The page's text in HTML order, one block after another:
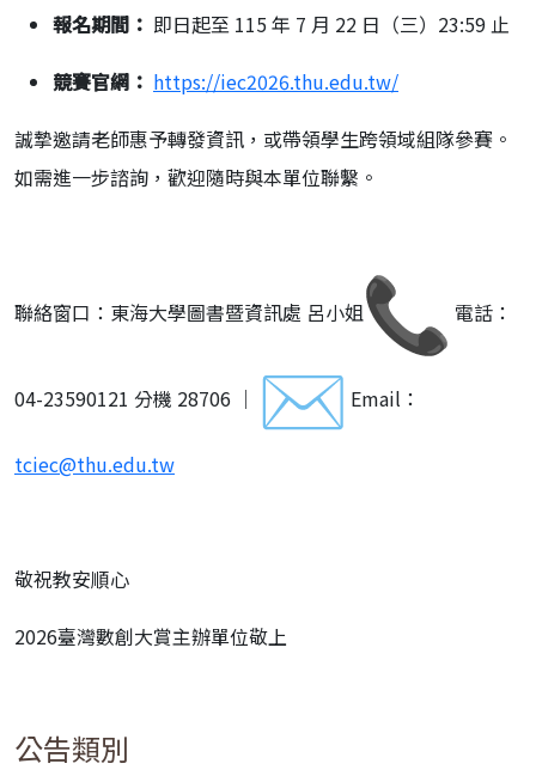
報名期間： 即日起至 115 年 7 月 22 日（三）23:59 止
競賽官網： https://iec2026.thu.edu.tw/
誠摯邀請老師惠予轉發資訊，或帶領學生跨領域組隊參賽。
如需進一步諮詢，歡迎隨時與本單位聯繫。
聯絡窗口：東海大學圖書暨資訊處 呂小姐 電話：
04-23590121 分機 28706 ｜ Email：
tciec@thu.edu.tw
敬祝教安順心
2026臺灣數創大賞主辦單位敬上
公告類別